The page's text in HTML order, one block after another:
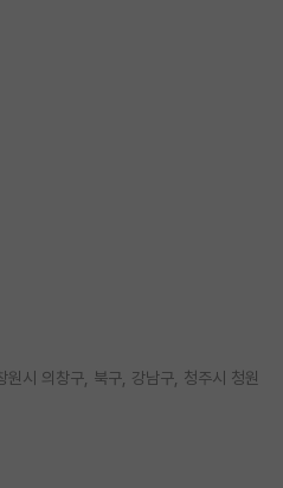
시 의창구, 북구, 강남구, 청주시 청원